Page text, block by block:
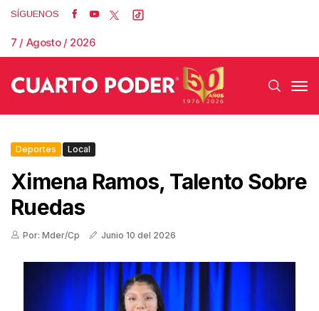
SÍGUENOS
7 / Agosto / 2026
Deportes Local
Ximena Ramos, Talento Sobre
Ruedas
Por: Mder/Cp Junio 10 del 2026